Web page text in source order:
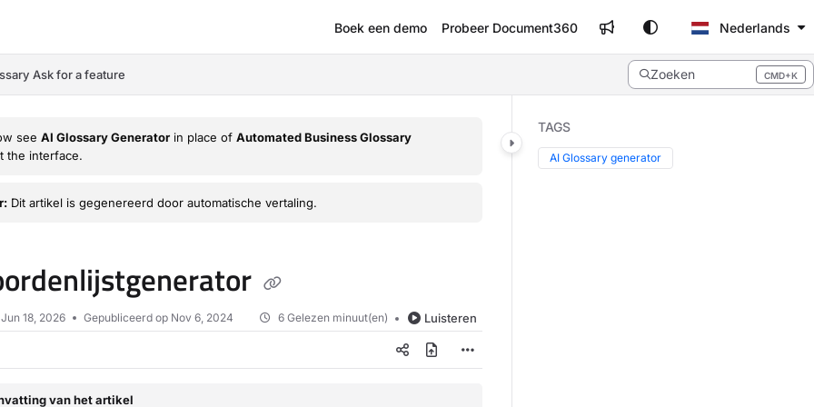
Boek een demo Probeer Document360 Nederlands
Ask for a feature Zoeken CMD+K
Press CMD+K to open search
see AI Glossary Generator in place of Automated Business Glossary
the interface.
Dit artikel is gegenereerd door automatische vertaling.
Jun 18, 2026 Gepubliceerd op Nov 6, 2024 6 Gelezen minuut(en) Luisteren
van het artikel
TAGS
AI Glossary generator